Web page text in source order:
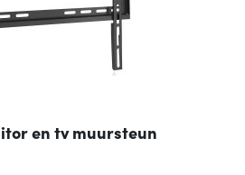
en tv muursteun